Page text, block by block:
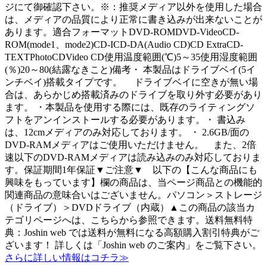
ジにて御確認下さい。※：推奨メディア以外を使用した場合
は、メディアの品質により正常に書き込みが出来ないことが
あります。適合フォーマットDVD-ROMDVD-VideoCD-
ROM(mode1、mode2)CD-ICD-DA(Audio CD)CD ExtraCD-
TEXTPhotoCDVideo CD使用温度範囲(℃)5～35使用湿度範囲
(％)20～80(結露なきこと)備考・ 本製品はドライブベイ(5イ
ンチベイ)搭載タイプです。 ドライブベイに空きが無い場
合は、あらかじめ搭載済みのドライブを取り外す必要があり
ます。 ・本製品を使用する際には、既存のライティングソ
フトをアンインストールする必要があります。・ 書込み
は、12cmメディアのみ対応しております。 ・ 2.6GB/面の
DVD-RAMメディアはご使用いただけません。 また、2倍
速以下のDVD-RAMメディアは読み込みのみ対応しておりま
す。保証期間1年保証▼ご注意▼ 以下の【こんな商品にも
興味をもっています】欄の商品は、当ページ商品との機能的
関連商品の意味合いはございません。パソコン＞ストレージ
（ドライブ）＞DVDドライブ（内蔵）▲この商品の該当カ
テゴリページへは、こちらから参照できます。送料無料特
典：Joshin web では送料が無料になる高額購入割引特典がご
ざいます！ 詳しくは「Joshin web のご案内」をご覧下さい。
さらに詳しい情報はコチラ≫